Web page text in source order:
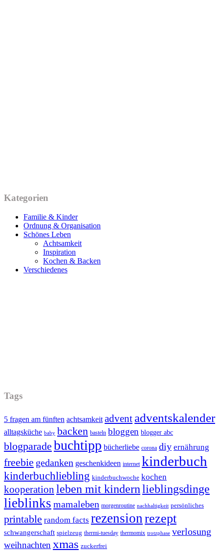
Kategorien
Familie & Kinder
Ordnung & Organisation
Schönes Leben
Achtsamkeit
Inspiration
Kochen & Backen
Verschiedenes
Tags
5 fragen am fünften achtsamkeit advent adventskalender
alltagsküche baby backen basteln bloggen blogger abc
blogparade buchtipp bücherliebe corona diy ernährung
freebie gedanken geschenkideen internet kinderbuch
kinderbuchliebling kinderbuchwoche kochen
kooperation leben mit kindernlieblingsdinge
lieblinks mamaleben morgenroutine nachhaltigkeit persönliches
printable random facts rezension rezept
schwangerschaft spielzeug thermi-tuesday thermomix trotzphase verlosung
weihnachten xmas zuckerfrei